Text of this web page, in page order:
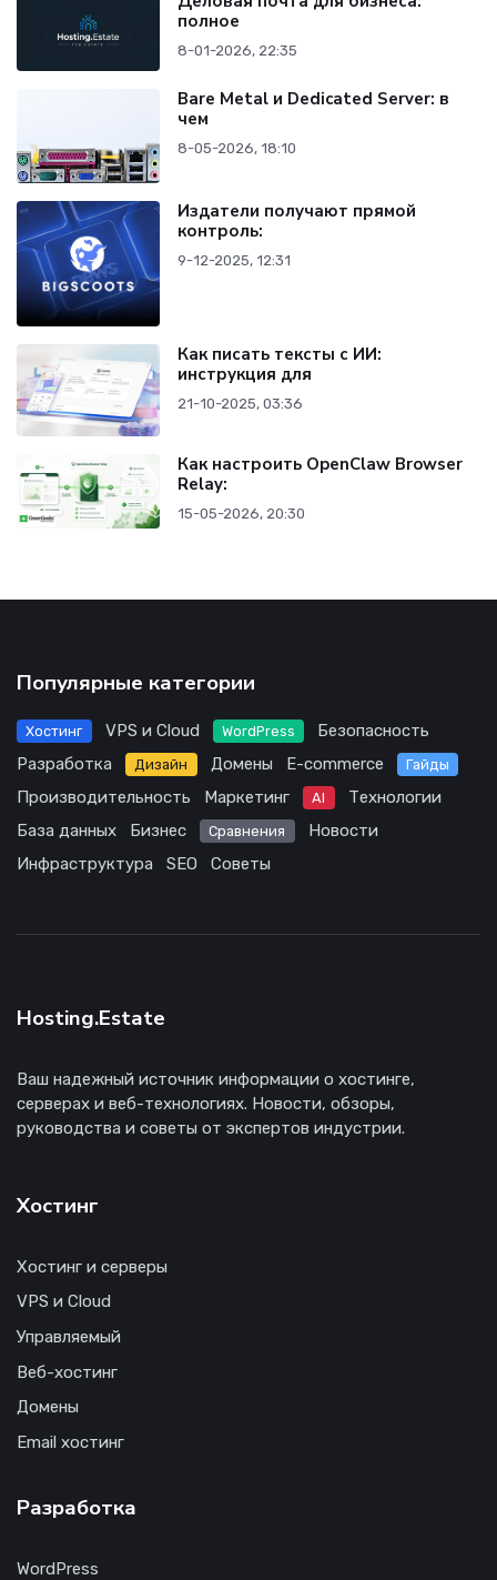
полное
8-01-2026, 22:35
Bare Metal и Dedicated Server: в
чем
8-05-2026, 18:10
Издатели получают прямой
контроль:
9-12-2025, 12:31
Как писать тексты с ИИ:
инструкция для
21-10-2025, 03:36
Как настроить OpenClaw Browser
Relay:
15-05-2026, 20:30
Популярные категории
Хостинг VPS и Cloud WordPress
Безопасность
Разработка
Дизайн Домены E-commerce Гайды
Производительность Маркетинг AI
Технологии
База данных
Бизнес Сравнения
Новости
Инфраструктура
SEO Советы
Hosting.Estate
Ваш надежный источник информации о хостинге,
серверах и веб-технологиях. Новости, обзоры,
руководства и советы от экспертов индустрии.
Хостинг
Хостинг и серверы
VPS и Cloud
Управляемый
Веб-хостинг
Домены
Email хостинг
Разработка
WordPress